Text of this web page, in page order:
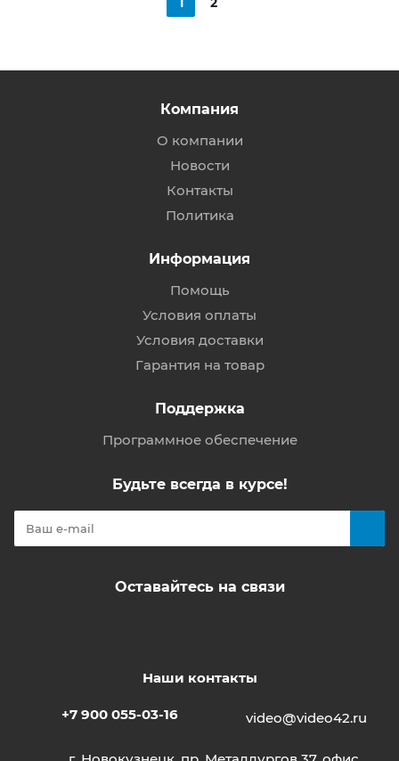
Компания
О компании
Новости
Контакты
Политика
Информация
Помощь
Условия оплаты
Условия доставки
Гарантия на товар
Поддержка
Программное обеспечение
Будьте всегда в курсе!
Оставайтесь на связи
Наши контакты
+7 900 055-03-16 video@video42.ru